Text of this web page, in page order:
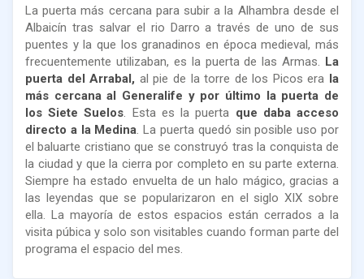
La puerta más cercana para subir a la Alhambra desde el
Albaicín tras salvar el rio Darro a través de uno de sus
puentes y la que los granadinos en época medieval, más
frecuentemente utilizaban, es la puerta de las Armas. La
puerta del Arrabal, al pie de la torre de los Picos era la
más cercana al Generalife y por último la puerta de
los Siete Suelos. Esta es la puerta que daba acceso
directo a la Medina. La puerta quedó sin posible uso por
el baluarte cristiano que se construyó tras la conquista de
la ciudad y que la cierra por completo en su parte externa.
Siempre ha estado envuelta de un halo mágico, gracias a
las leyendas que se popularizaron en el siglo XIX sobre
ella. La mayoría de estos espacios están cerrados a la
visita púbica y solo son visitables cuando forman parte del
programa el espacio del mes.